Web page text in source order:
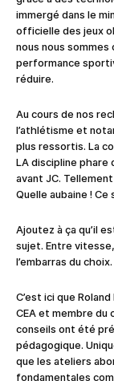
immergé dans le
officielle des jeux
nous nous sommes
performance
réduire.
Au cours de nos
l’athlétisme et
plus ressortis. La
LA discipline phare
avant JC. Tellement
Quelle aubaine ! Ce
Ajoutez à ça qu’il
sujet. Entre
l’embarras du choix.
C’est ici que
CEA et membre du
conseils ont été
pédagogique.
que les ateliers
fondamentales